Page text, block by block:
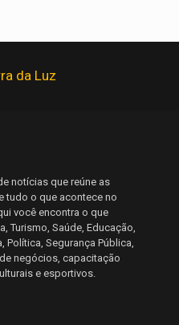
da Luz
notícias que reúne as
tudo o que acontece no
você encontra o que
Turismo, Saúde, Educação,
Política, Segurança Pública,
negócios, capacitação
e esportivos.